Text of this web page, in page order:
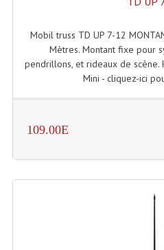
Multi-Effets,
Peripheriques
Portes Voix
Table Mixages Et
Mobil truss TD UP 7-12
Mètres. Montant fixe pour
pendrillons, et rideaux de scène.
Mini - cliquez-ici
109.00E